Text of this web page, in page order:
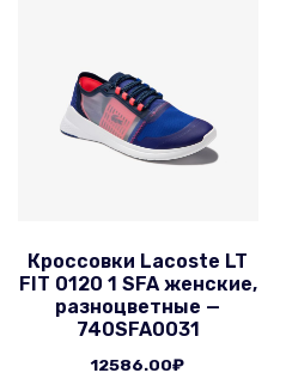
Кроссовки Lacoste LT
FIT 0120 1 SFA женские,
разноцветные —
740SFA0031
12586.00₽